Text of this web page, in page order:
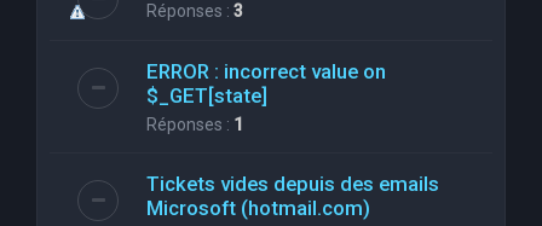
Réponses : 3
ERROR : incorrect value on
$_GET[state]
Réponses : 1
Tickets vides depuis des emails
Microsoft (hotmail.com)